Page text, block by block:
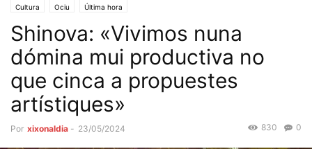
Cultura Ociu Última hora
Shinova: «Vivimos nuna
dómina mui productiva no
que cinca a propuestes
artístiques»
Por xixonaldia - 23/05/2024 0
830